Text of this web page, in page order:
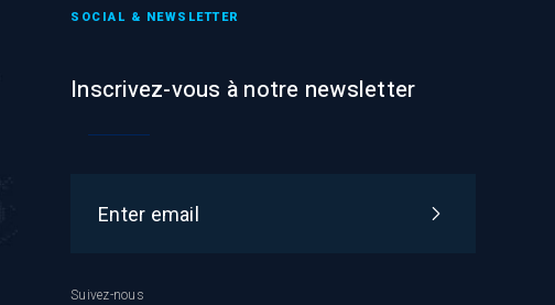
SOCIAL & NEWSLETTER
Inscrivez-vous à notre newsletter
Suivez-nous